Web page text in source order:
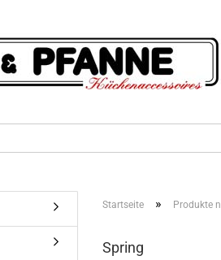
Startseite » Produkte
Spring